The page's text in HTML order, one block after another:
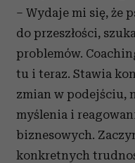
– Wydaje mi się, że
do przeszłości,
problemów.
tu i teraz. Stawia
zmian w podejściu,
myślenia i
biznesowych.
konkretnych